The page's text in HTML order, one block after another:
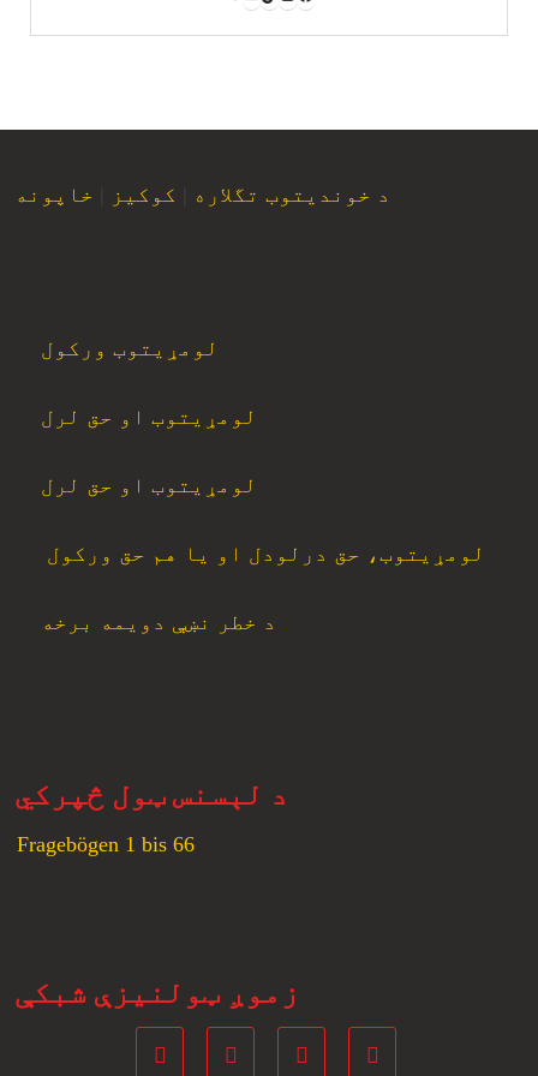
د خوندیتوب تگلاره کوکیز خاپونه
لومړیتوب ورکول
لومړیتوب او حق لرل
لومړیتوب او حق لرل
لومړیتوب، حق درلودل او یا هم حق ورکول
د خطر نښې دویمه برخه
د لېسنس ټول څپرکي
Fragebögen 1 bis 66
زموږ ټولنیزې شبکې
Facebook
Tumblr
Instagram